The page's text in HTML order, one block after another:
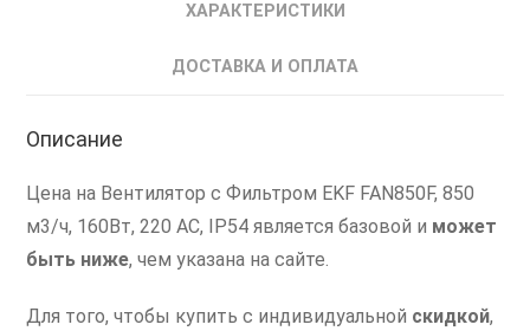
ХАРАКТЕРИСТИКИ
ДОСТАВКА И ОПЛАТА
Описание
Цена на Вентилятор с Фильтром EKF FAN850F, 850
м3/ч, 160Вт, 220 AC, IP54 является базовой и может
быть ниже, чем указана на сайте.
Для того, чтобы купить с индивидуальной скидкой,